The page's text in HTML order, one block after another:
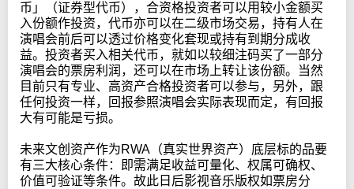
币」（证券型代币），合资格投资者可以用较小金额买
入份额作投资，代币亦可以在二级市场交易，持有人在
演唱会前后可以透过价格变化套现或持有到期分成收
益。投资者买入相关代币，就如以较细注码买了一部分
演唱会的票房利润，还可以在市场上转让该份额。当然
目前只有专业、高资产合格投资者可以参与，另外，跟
任何投资一样，回报参照演唱会实际表现而定，有回报
大有可能是亏损。
未来文创资产作为RWA（真实世界资产）底层标的品要
有三大核心条件：即需满足收益可量化、权属可确权、
价值可验证等条件。故此日后影视音乐版权如票房分